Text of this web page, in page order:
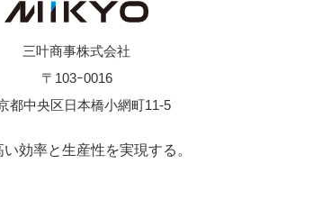
三叶商事株式会社
〒103ｰ0016
都中央区日本橋小網町11-5
い効率と生産性を実現する。